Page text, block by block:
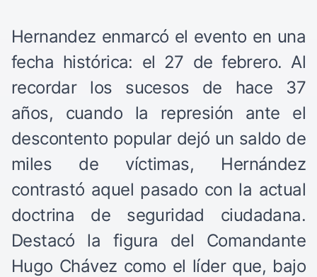
Hernandez enmarcó el evento en una
fecha histórica: el 27 de febrero. Al
recordar los sucesos de hace 37
años, cuando la represión ante el
descontento popular dejó un saldo de
miles de víctimas, Hernández
contrastó aquel pasado con la actual
doctrina de seguridad ciudadana.
Destacó la figura del Comandante
Hugo Chávez como el líder que, bajo